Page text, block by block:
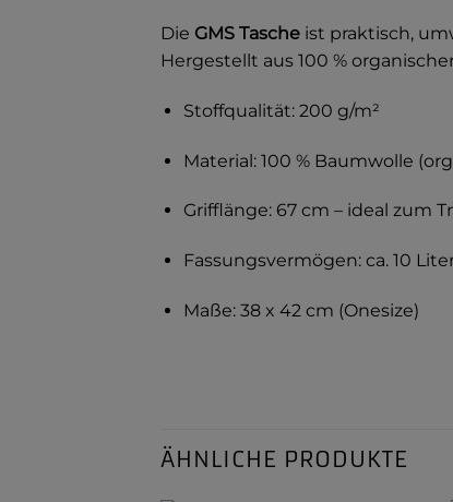
Die GMS Tasche ist praktisch,
Hergestellt aus 100 %
Stoffqualität: 200 g/m²
Material: 100 % Baumwolle
Grifflänge: 67 cm – ideal zum
Fassungsvermögen: ca. 10
Maße: 38 x 42 cm (Onesize)
ÄHNLICHE PRODUKTE